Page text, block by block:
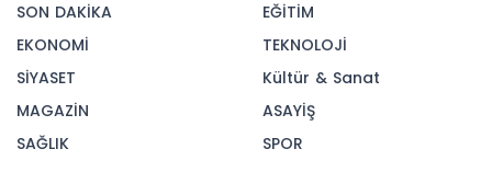
SON DAKİKA
EKONOMİ
SİYASET
MAGAZİN
SAĞLIK
EĞİTİM
TEKNOLOJİ
Kültür & Sanat
ASAYİŞ
SPOR